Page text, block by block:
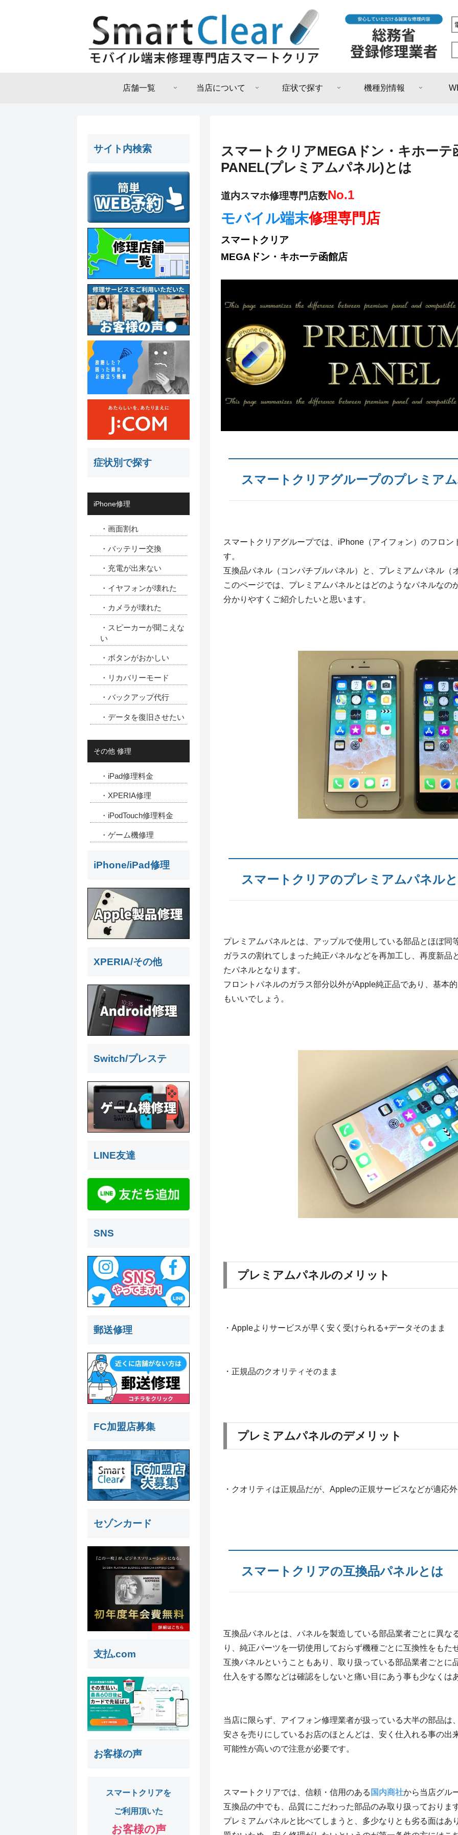
店舗一覧 当店について 症状で探す 機種別情報
スマートクリアMEGAドン・キホーテ
PANEL(プレミアムパネル)とは
道内スマホ修理専門店数No.1
モバイル端末修理専門店
スマートクリア
MEGAドン・キホーテ函館店
<
スマートクリアグループのプレミア
スマートクリアグループでは、iPhone（アイフォン）のフロ
す。
互換品パネル（コンパチブルパネル）と、プレミアムパネル（
このページでは、プレミアムパネルとはどのようなパネルなの
分かりやすくご紹介したいと思います。
スマートクリアのプレミアムパネル
プレミアムパネルとは、アップルで使用している部品とほぼ同
ガラスの割れてしまった純正パネルなどを再加工し、再度新品
たパネルとなります。
フロントパネルのガラス部分以外がApple純正品であり、基本
もいいでしょう。
プレミアムパネルのメリット
・Appleよりサービスが早く安く受けられる+データそのまま
・正規品のクオリティそのまま
プレミアムパネルのデメリット
・クオリティは正規品だが、Appleの正規サービスなどが適応
スマートクリアの互換品パネルとは
互換品パネルとは、パネルを製造している部品業者ごとに異な
り、純正パーツを一切使用しておらず機種ごとに互換性をもた
互換パネルということもあり、取り扱っている部品業者ごとに
仕入をする際などは確認をしないと痛い目にあう事も少なくは
当店に限らず、アイフォン修理業者が扱っている大半の部品は
安さを売りにしているお店のほとんどは、安く仕入れる事の出
可能性が高いので注意が必要です。
スマートクリアでは、信頼・信用のある 国内商社から当店グル
互換品の中でも、品質にこだわった部品のみ取り扱っておりま
プレミアムパネルと比べてしまうと、多少なりとも劣る面はあ
サイト内検索
症状別で探す
iPhone修理
・画面割れ
・バッテリー交換
・充電が出来ない
・イヤフォンが壊れた
・カメラが壊れた
・スピーカーが聞こえな
い
・ボタンがおかしい
・リカバリーモード
・バックアップ代行
・データを復旧させたい
その他 修理
・iPad修理料金
・XPERIA修理
・iPodTouch修理料金
・ゲーム機修理
iPhone/iPad修理
XPERIA/その他
Switch/プレステ
LINE友達
SNS
郵送修理
FC加盟店募集
セゾンカード
支払.com
お客様の声
スマートクリアを
ご利用頂いた
お客様の声